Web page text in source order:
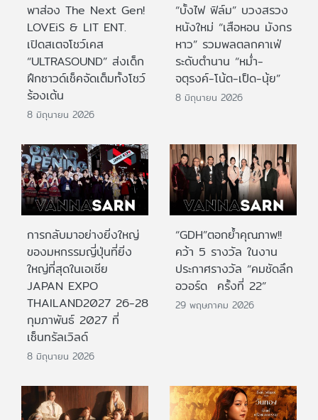
พาส่อง The Next Gen!
LOVEiS & LIT ENT.
เปิดสเตจโชว์เคส
“ULTRASOUND” ส่งเด็ก
ฝึกซาวด์เช็คจัดเต็มทั้งโชว์
ร้องเต้น
8 มิถุนายน 2026
“บั้งไฟ ฟิล์ม” บวงสรวง
หนังใหม่ “เสือหอน มังกร
หาว” รวมพลตลกคาเฟ่
ระดับตำนาน “หม่ำ-
จตุรงค์-โน้ต-เป็ด-นุ้ย”
8 มิถุนายน 2026
การกลับมาอย่างยิ่งใหญ่
ของมหกรรมญี่ปุ่นที่ยิ่ง
ใหญ่ที่สุดในเอเชีย
JAPAN EXPO
THAILAND2027 26-28
กุมภาพันธ์ 2027 ที่
เซ็นทรัลเวิลด์
8 มิถุนายน 2026
“GDH”ตอกย้ำคุณภาพ!!
คว้า 5 รางวัล ในงาน
ประกาศรางวัล “คมชัดลึก
อวอร์ด ครั้งที่ 22”
29 พฤษภาคม 2026